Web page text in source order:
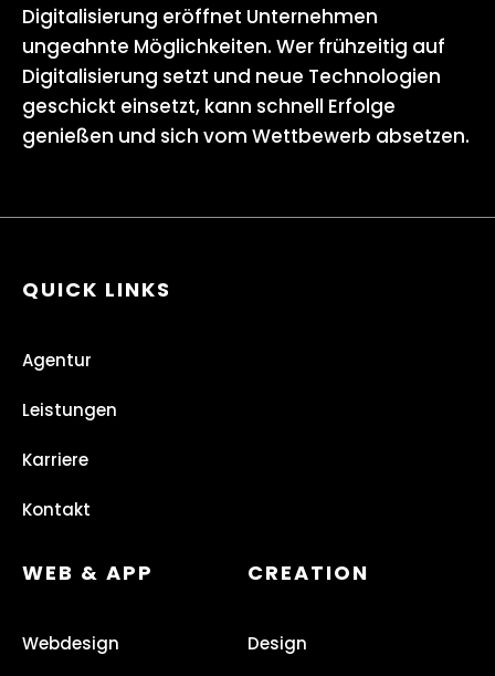
Digitalisierung eröffnet Unternehmen
ungeahnte Möglichkeiten. Wer frühzeitig auf
Digitalisierung setzt und neue Technologien
geschickt einsetzt, kann schnell Erfolge
genießen und sich vom Wettbewerb absetzen.
QUICK LINKS
Agentur
Leistungen
Karriere
Kontakt
WEB & APP
Webdesign
CREATION
Design